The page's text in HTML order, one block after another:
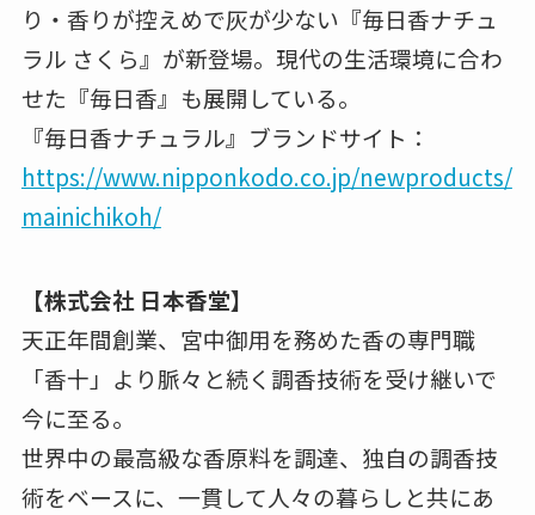
り・香りが控えめで灰が少ない『毎日香ナチュ
ラル さくら』が新登場。現代の生活環境に合わ
せた『毎日香』も展開している。
『毎日香ナチュラル』ブランドサイト：
https://www.nipponkodo.co.jp/newproducts/
mainichikoh/
【株式会社 日本香堂】
天正年間創業、宮中御用を務めた香の専門職
「香十」より脈々と続く調香技術を受け継いで
今に至る。
世界中の最高級な香原料を調達、独自の調香技
術をベースに、一貫して人々の暮らしと共にあ